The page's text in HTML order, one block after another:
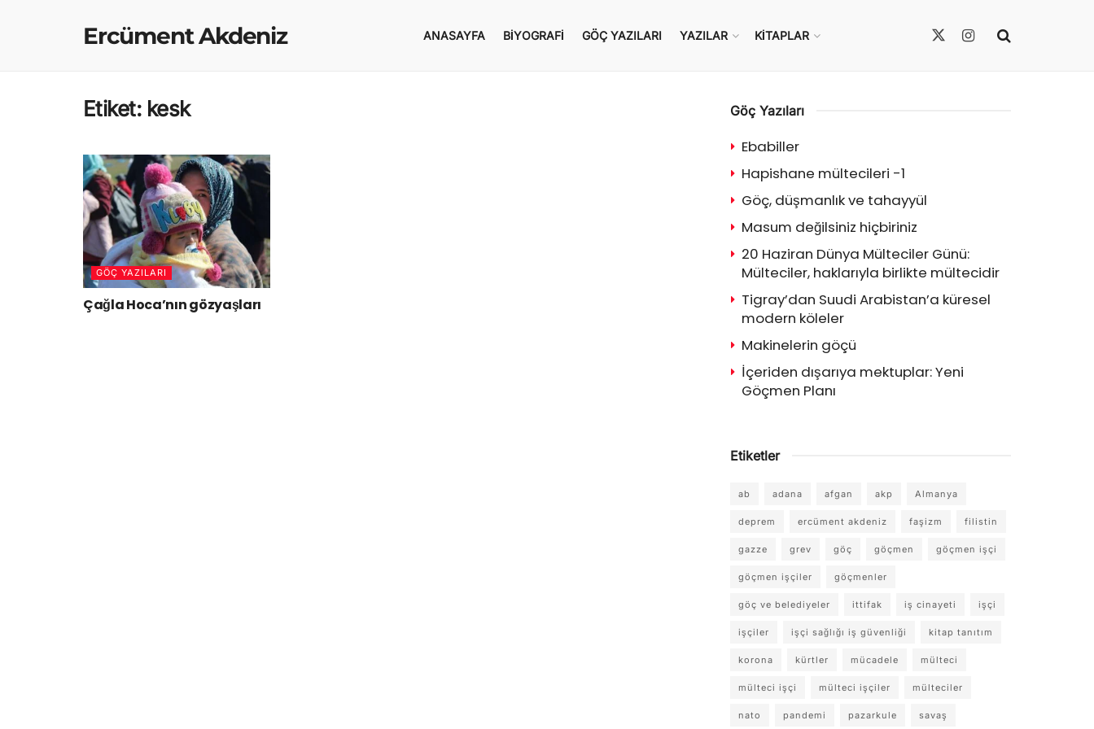
Ercüment Akdeniz ANASAYFA BIYOGRAFI GÖÇ YAZILARI YAZILAR KITAPLAR
Etiket: kesk
GÖÇ YAZILARI
Çağla Hoca’nın gözyaşları
Göç Yazıları
Ebabiller
Hapishane mültecileri -1
Göç, düşmanlık ve tahayyül
Masum değilsiniz hiçbiriniz
20 Haziran Dünya Mülteciler Günü:
Mülteciler, haklarıyla birlikte mültecidir
Tigray’dan Suudi Arabistan’a küresel
modern köleler
Makinelerin göçü
İçeriden dışarıya mektuplar: Yeni
Göçmen Planı
Etiketler
ab adana afgan akp Almanya
deprem ercüment akdeniz faşizm filistin
gazze grev göç göçmen göçmen işçi
göçmen işçiler göçmenler
göç ve belediyeler ittifak iş cinayeti işçi
işçiler işçi sağlığı iş güvenliği kitap tanıtım
korona kürtler mücadele mülteci
mülteci işçi mülteci işçiler mülteciler
nato pandemi pazarkule savaş